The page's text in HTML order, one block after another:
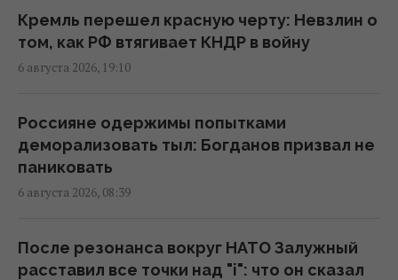
Украинцев предупредили об обмане на
16:18 пятница, 07 августа 2026
Без пересмотра прайс-кэпов Украине
16:04 пятница, 07 августа 2026
Кремль перешел красную черту: Невзлин о
том, как РФ втягивает КНДР в войну
6 августа 2026, 19:10
Россияне одержимы попытками
деморализовать тыл: Богданов призвал не
паниковать
6 августа 2026, 08:39
После резонанса вокруг НАТО Залужный
расставил все точки над "i": что он сказал